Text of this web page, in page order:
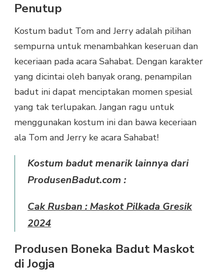
Penutup
Kostum badut Tom and Jerry adalah pilihan
sempurna untuk menambahkan keseruan dan
keceriaan pada acara Sahabat. Dengan karakter
yang dicintai oleh banyak orang, penampilan
badut ini dapat menciptakan momen spesial
yang tak terlupakan. Jangan ragu untuk
menggunakan kostum ini dan bawa keceriaan
ala Tom and Jerry ke acara Sahabat!
Kostum badut menarik lainnya dari
ProdusenBadut.com :
Cak Rusban : Maskot Pilkada Gresik
2024
Produsen Boneka Badut Maskot
di Jogja